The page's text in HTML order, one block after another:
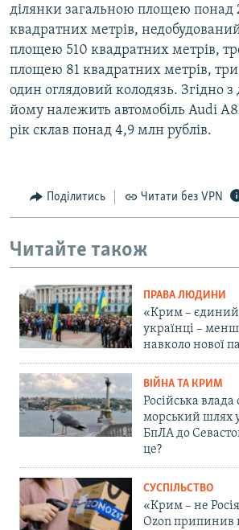
ділянки загальною площею понад
квадратних метрів,
площею 510 квадратних метрів,
площею 81 квадратних метрів,
один оглядовий колодязь. Згідно
йому належить автомобіль Audi
рік склав понад 4,9 млн рублів.
Поділитись Читати без VPN
Читайте також
ПРАВА ЛЮДИНИ
«Крим – єдиний
українці –
навколо нової
ВІЙНА ТА КРИМ
Російська влада
морський шлях
БпЛА до
це?
СУСПІЛЬСТВО
«Крим – не
Ozon припинив